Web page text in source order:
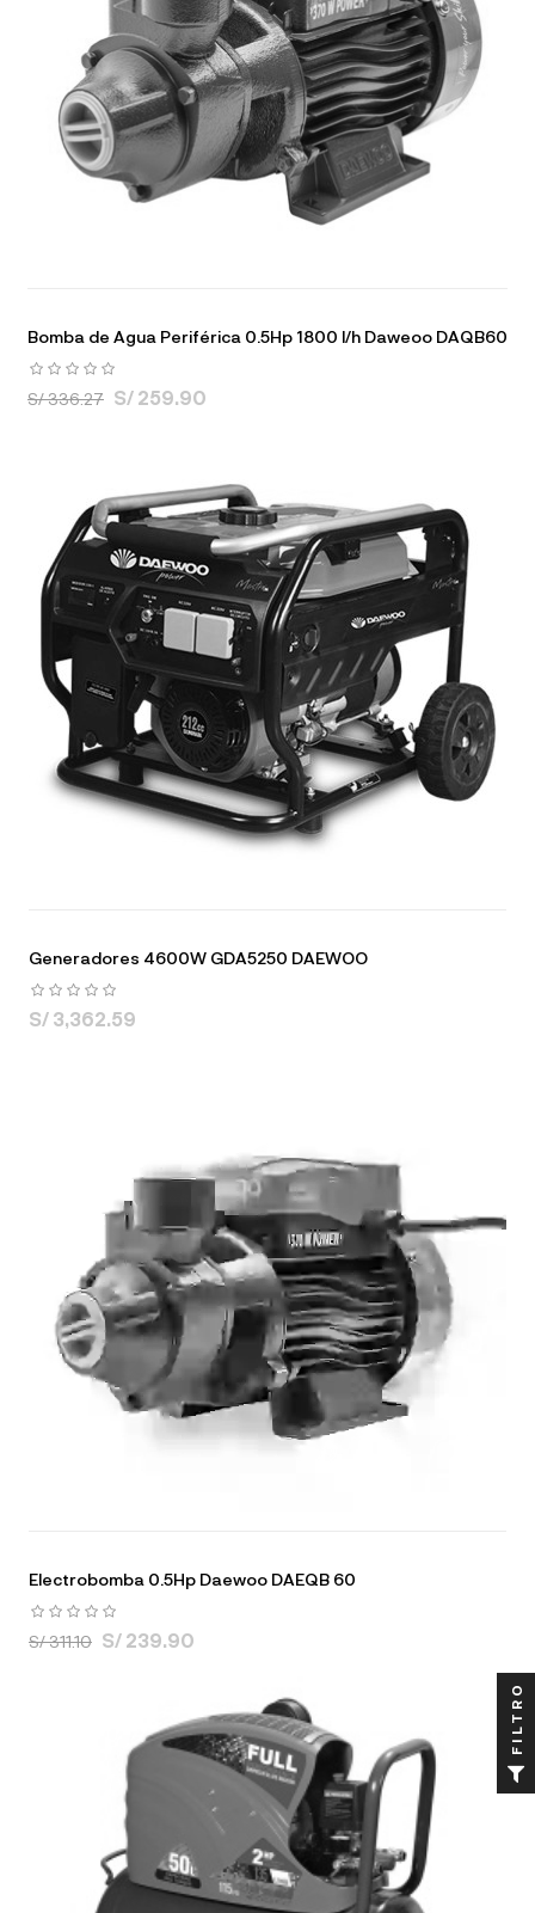
Bomba de Agua Periférica 0.5Hp 1800 l/h Daweoo DAQB60
S/ 336.27 S/ 259.90
Generadores 4600W GDA5250 DAEWOO
S/ 3,362.59
Electrobomba 0.5Hp Daewoo DAEQB 60
S/ 311.10 S/ 239.90
FILTRO